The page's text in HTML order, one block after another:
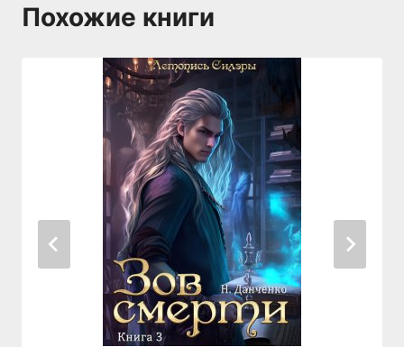
Похожие книги